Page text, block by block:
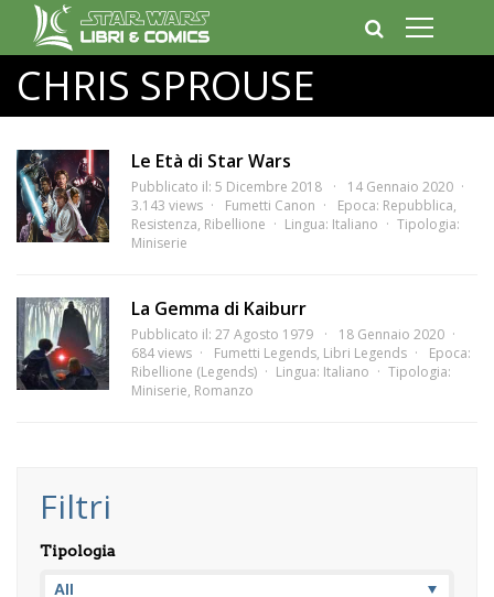
CHRIS SPROUSE
Le Età di Star Wars
Pubblicato il: 5 Dicembre 2018
14 Gennaio 2020
3.143 views
Fumetti Canon Epoca: Repubblica,
Resistenza, Ribellione Lingua: Italiano
Tipologia:
Miniserie
La Gemma di Kaiburr
Pubblicato il: 27 Agosto 1979
18 Gennaio 2020
684 views
Fumetti Legends, Libri Legends
Epoca:
Ribellione (Legends)
Lingua: Italiano
Tipologia:
Miniserie, Romanzo
Filtri
Tipologia